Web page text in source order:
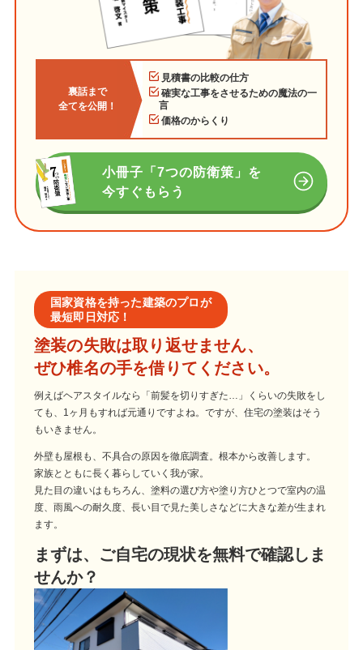
裏話まで
全てを公開！
見積書の比較の仕方
確実な工事をさせるための魔法の一
言
価格のからくり
小冊子「7つの防衛策」を
今すぐもらう
国家資格を持った建築のプロが
最短即日対応！
塗装の失敗は取り返せません、
ぜひ椎名の手を借りてください。
例えばヘアスタイルなら「前髪を切りすぎた…」くらいの失敗をし
ても、1ヶ月もすれば元通りですよね。ですが、住宅の塗装はそう
もいきません。
外壁も屋根も、不具合の原因を徹底調査。根本から改善します。
家族とともに長く暮らしていく我が家。
見た目の違いはもちろん、塗料の選び方や塗り方ひとつで室内の温
度、雨風への耐久度、長い目で見た美しさなどに大きな差が生まれ
ます。
まずは、ご自宅の現状を無料で確認しま
せんか？